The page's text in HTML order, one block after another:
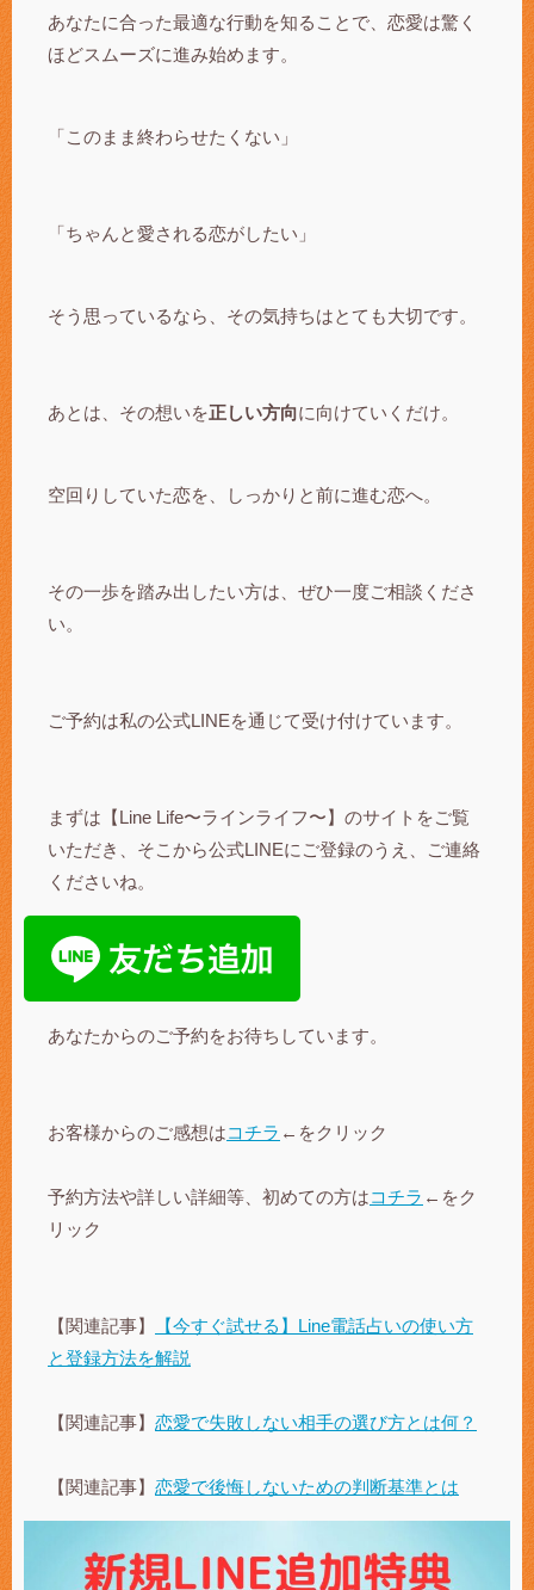
あなたに合った最適な行動を知ることで、恋愛は驚く
ほどスムーズに進み始めます。
「このまま終わらせたくない」
「ちゃんと愛される恋がしたい」
そう思っているなら、その気持ちはとても大切です。
あとは、その想いを正しい方向に向けていくだけ。
空回りしていた恋を、しっかりと前に進む恋へ。
その一歩を踏み出したい方は、ぜひ一度ご相談くださ
い。
ご予約は私の公式LINEを通じて受け付けています。
まずは【Line Life〜ラインライフ〜】のサイトをご覧
いただき、そこから公式LINEにご登録のうえ、ご連絡
くださいね。
あなたからのご予約をお待ちしています。
お客様からのご感想はコチラ ←をクリック
予約方法や詳しい詳細等、初めての方はコチラ ←をク
リック
【関連記事】
【今すぐ試せる】Line電話占いの使い方
と登録方法を解説
【関連記事】 恋愛で失敗しない相手の選び方とは何？
【関連記事】 恋愛で後悔しないための判断基準とは